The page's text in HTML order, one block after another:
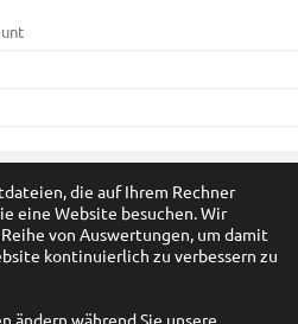
die auf Ihrem Rechner
eine Website besuchen. Wir
von Auswertungen, um damit
kontinuierlich zu verbessern zu
ändern während Sie unsere